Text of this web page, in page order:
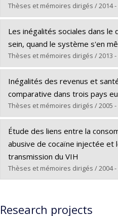
Grade :M. Sc.
Lien vers le document dans
Thèses et mémoires dirigés / 2014 -
Graduate :Houngnandan,
Cycle :Master's
Grade :M.S.I.
Lien vers le document dans
Les inégalités sociales dans le
sein, quand le système s'en
Thèses et mémoires dirigés / 2013 -
Graduate :Féthière, Christelle
Cycle :Master's
Grade :M. Sc.
Lien vers le document dans
Inégalités des revenus et
comparative dans trois pays
Thèses et mémoires dirigés / 2005 -
Graduate :Wahrendorf, Sten
Cycle :Master's
Grade :M. Sc.
Lien vers le document dans
Étude des liens entre la
abusive de cocaïne injectée et
transmission du VIH
Thèses et mémoires dirigés / 2004 -
Cycle :Master's
Research projects